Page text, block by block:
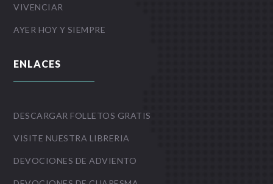
VIVENCIAR
AYER HOY Y SIEMPRE
ENLACES
DESCARGAR FOLLETOS GRATIS
VISITE NUESTRA LIBRERIA
DEVOCIONES DE ADVIENTO